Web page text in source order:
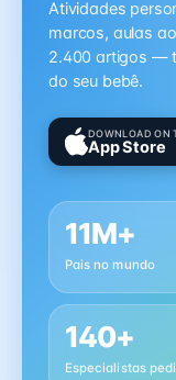
Atividades
marcos, aulas
2.400 artigos —
do seu bebê.
DOWNLOAD ON
App Store
11M+
Pais no mundo
140+
Especialistas